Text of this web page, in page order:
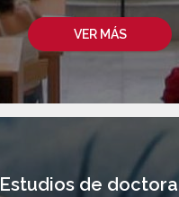
VER MÁS
Estudios de